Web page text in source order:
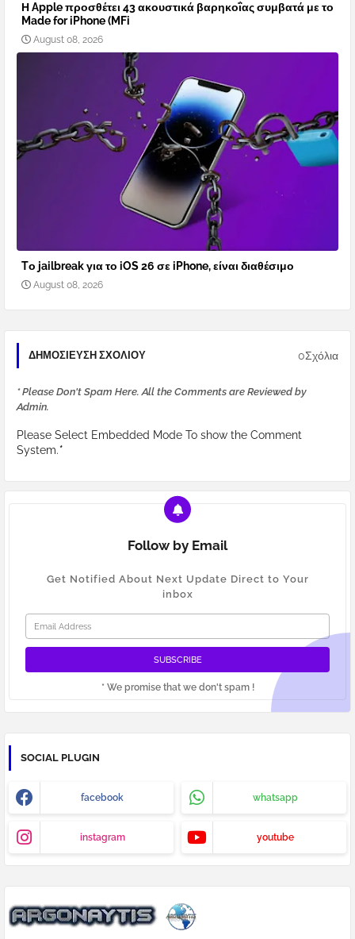
Η Apple προσθέτει 43 ακουστικά βαρηκοΐας συμβατά με το
Made for iPhone (MFi
August 08, 2026
Tο jailbreak για το iOS 26 σε iPhone, είναι διαθέσιμο
August 08, 2026
ΔΗΜΟΣΊΕΥΣΗ ΣΧΟΛΊΟΥ 0Σχόλια
* Please Don't Spam Here. All the Comments are Reviewed by
Admin.
Please Select Embedded Mode To show the Comment
System.*
Follow by Email
Get Notified About Next Update Direct to Your
inbox
* We promise that we don't spam !
SOCIAL PLUGIN
facebook whatsapp
instagram youtube